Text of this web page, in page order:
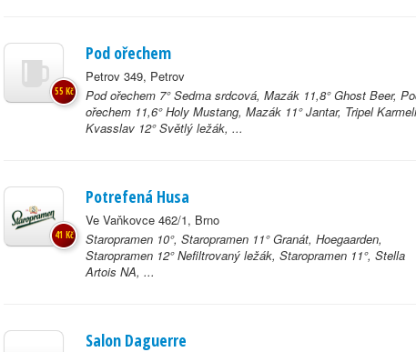
Pod ořechem
Petrov 349, Petrov
Pod ořechem 7° Sedma srdcová, Mazák 11,8° Ghost Beer,
ořechem 11,6° Holy Mustang, Mazák 11° Jantar, Tripel
Kvasslav 12° Světlý ležák, ...
55 Kč
Potrefená Husa
Ve Vaňkovce 462/1, Brno
Staropramen 10°, Staropramen 11° Granát, Hoegaarden,
Staropramen 12° Nefiltrovaný ležák, Staropramen 11°, Stella
Artois NA, ...
41 Kč
Salon Daguerre